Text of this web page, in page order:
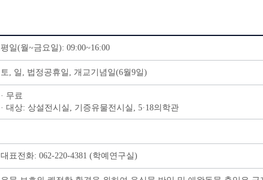
평일(월~금요일): 09:00~16:00
토, 일, 법정공휴일, 개교기념일(6월9일)
· 무료
· 대상: 상설전시실, 기증유물전시실, 5·18의학관
대표전화: 062-220-4381 (학예연구실)